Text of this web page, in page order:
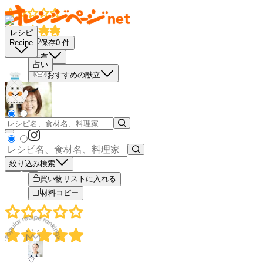
レシピ
Recipe
占い
絞り込み検索
保存0 件
共有
おすすめの献立
－
＋
買い物リストに入れる
材料コピー